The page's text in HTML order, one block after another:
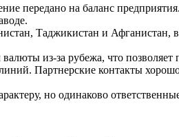
передано на баланс
Таджикистан и Афганистан,
из-за рубежа, что позволяет
Партнерские контакты
но одинаково